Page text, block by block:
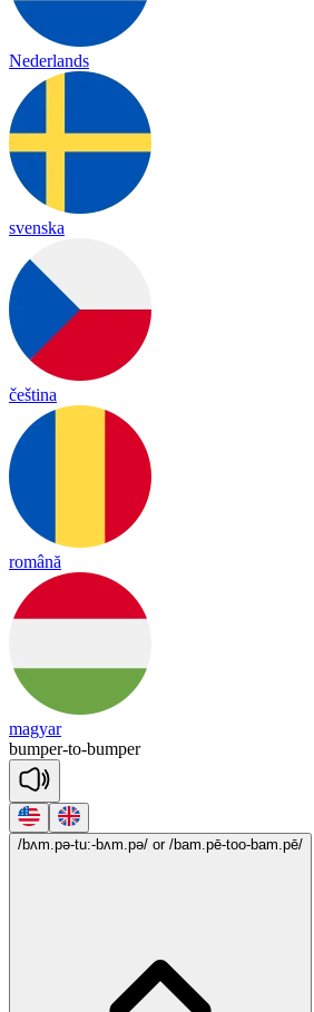
Nederlands
svenska
čeština
română
magyar
bumper-to-bumper
/bʌm.pə-tu:-bʌm.pə/ or /bam.pē-too-bam.pē/